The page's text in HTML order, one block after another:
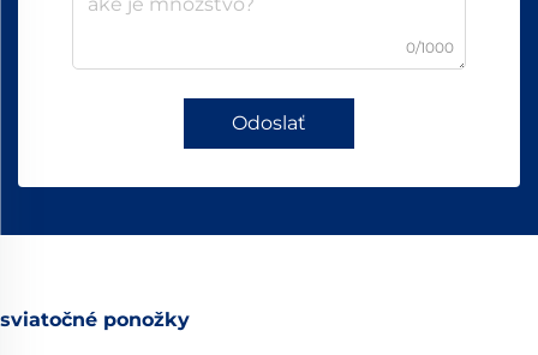
0/1000
Odoslať
sviatočné ponožky